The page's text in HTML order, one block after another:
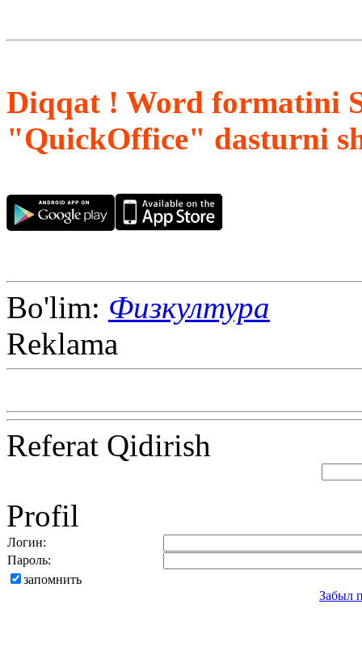
Diqqat ! Word formatini
"QuickOffice" dasturni
Bo'lim: Физкултура
Reklama
Referat Qidirish
Profil
Логин:
Пароль:
запомнить
Забыл